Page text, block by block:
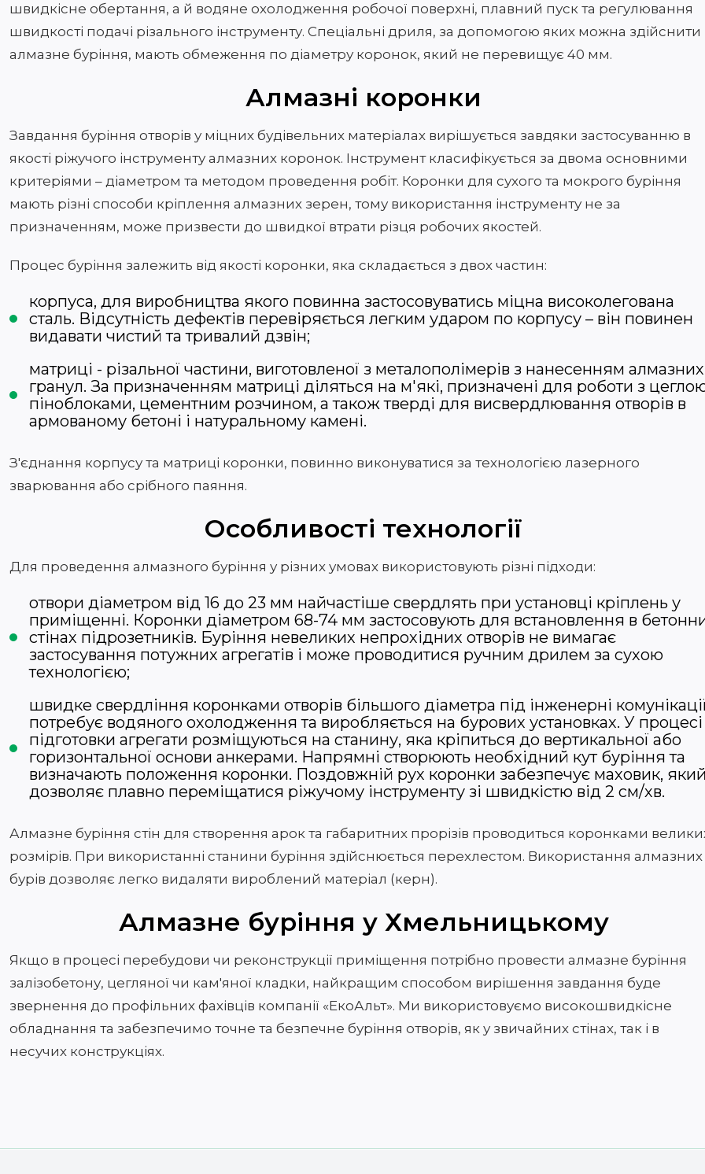
швидкісне обертання, а й водяне охолодження робочої поверхні, плавний пуск та регулювання
швидкості подачі різального інструменту. Спеціальні дриля, за допомогою яких можна здійснити
алмазне буріння, мають обмеження по діаметру коронок, який не перевищує 40 мм.
Алмазні коронки
Завдання буріння отворів у міцних будівельних матеріалах вирішується завдяки застосуванню в
якості ріжучого інструменту алмазних коронок. Інструмент класифікується за двома основними
критеріями – діаметром та методом проведення робіт. Коронки для сухого та мокрого буріння
мають різні способи кріплення алмазних зерен, тому використання інструменту не за
призначенням, може призвести до швидкої втрати різця робочих якостей.
Процес буріння залежить від якості коронки, яка складається з двох частин:
корпуса, для виробництва якого повинна застосовуватись міцна високолегована
сталь. Відсутність дефектів перевіряється легким ударом по корпусу – він повинен
видавати чистий та тривалий дзвін;
матриці - різальної частини, виготовленої з металополімерів з нанесенням алмазних
гранул. За призначенням матриці діляться на м'які, призначені для роботи з
піноблоками, цементним розчином, а також тверді для висвердлювання отворів в
армованому бетоні і натуральному камені.
З'єднання корпусу та матриці коронки, повинно виконуватися за технологією лазерного
зварювання або срібного паяння.
Особливості технології
Для проведення алмазного буріння у різних умовах використовують різні підходи:
отвори діаметром від 16 до 23 мм найчастіше свердлять при установці кріплень у
приміщенні. Коронки діаметром 68-74 мм застосовують для встановлення в
стінах підрозетників. Буріння невеликих непрохідних отворів не вимагає
застосування потужних агрегатів і може проводитися ручним дрилем за сухою
технологією;
швидке свердління коронками отворів більшого діаметра під інженерні
потребує водяного охолодження та виробляється на бурових установках. У процесі
підготовки агрегати розміщуються на станину, яка кріпиться до вертикальної або
горизонтальної основи анкерами. Напрямні створюють необхідний кут буріння та
визначають положення коронки. Поздовжній рух коронки забезпечує маховик,
дозволяє плавно переміщатися ріжучому інструменту зі швидкістю від 2 см/хв.
Алмазне буріння стін для створення арок та габаритних прорізів проводиться коронками
розмірів. При використанні станини буріння здійснюється перехлестом. Використання алмазних
бурів дозволяє легко видаляти вироблений матеріал (керн).
Алмазне буріння у Хмельницькому
Якщо в процесі перебудови чи реконструкції приміщення потрібно провести алмазне буріння
залізобетону, цегляної чи кам'яної кладки, найкращим способом вирішення завдання буде
звернення до профільних фахівців компанії «ЕкоАльт». Ми використовуємо високошвидкісне
обладнання та забезпечимо точне та безпечне буріння отворів, як у звичайних стінах, так і в
несучих конструкціях.